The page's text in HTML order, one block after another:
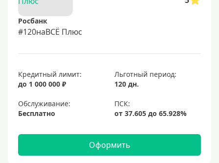
Росбанк
#120наВСЁ Плюс
Кредитный лимит:
до 1 000 000 ₽
Льготный период:
120 дн.
Обслуживание:
Бесплатно
Оформить